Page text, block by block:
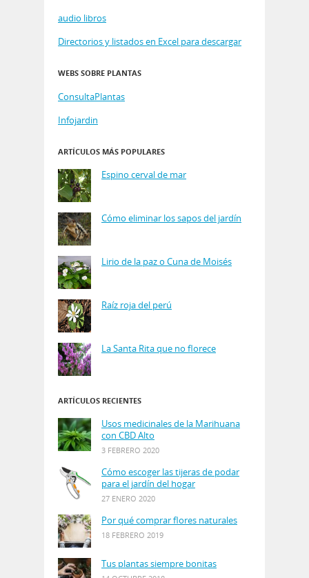
audio libros
Directorios y listados en Excel para descargar
WEBS SOBRE PLANTAS
ConsultaPlantas
Infojardin
ARTÍCULOS MÁS POPULARES
Espino cerval de mar
Cómo eliminar los sapos del jardín
Lirio de la paz o Cuna de Moisés
Raíz roja del perú
La Santa Rita que no florece
ARTÍCULOS RECIENTES
Usos medicinales de la Marihuana
con CBD Alto
3 FEBRERO 2020
Cómo escoger las tijeras de podar
para el jardín del hogar
27 ENERO 2020
Por qué comprar flores naturales
18 FEBRERO 2019
Tus plantas siempre bonitas